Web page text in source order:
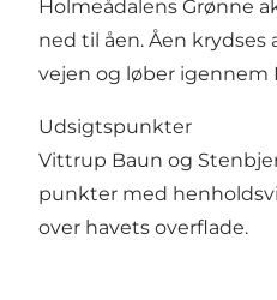
Holmeådalens Grønne
ned til åen. Åen
vejen og løber igennem
Udsigtspunkter
Vittrup Baun og
punkter med
over havets overflade.